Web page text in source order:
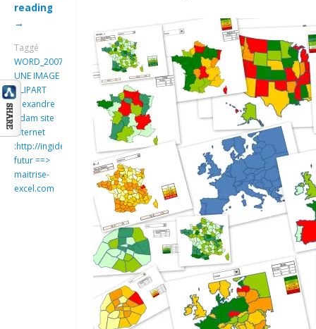
reading
→
Taggé
WORD_2007_INSEREZ
UNE IMAGE
CLIPART
Alexandre
Adam site
internet
:http://ingideo.sharepoint.com
futur ==>
maitrise-
excel.com